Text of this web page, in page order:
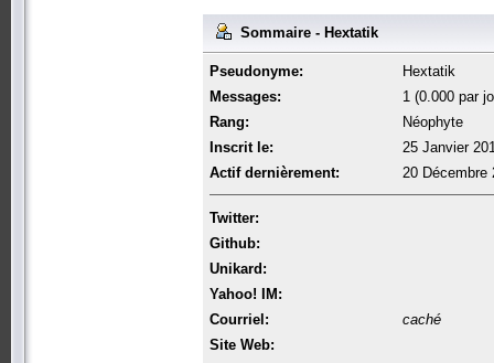
Sommaire - Hextatik
Pseudonyme:
Hextatik
Messages:
1 (0.000 par
Rang:
Néophyte
Inscrit le:
25 Janvier
Actif dernièrement:
20 Décembre
Twitter:
Github:
Unikard:
Yahoo! IM:
Courriel:
caché
Site Web: